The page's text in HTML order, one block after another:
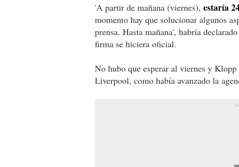
'A partir de mañana (viernes), estaría
momento hay que solucionar algunos
prensa. Hasta mañana', habría
firma se hiciera oficial.
No hubo que esperar al viernes y
Liverpool, como había avanzado la